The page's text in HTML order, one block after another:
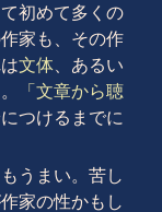
初めて多くの
家も、その作
文体、あるい
「文章から聴
つけるまでに
うまい。苦し
家の性かもし